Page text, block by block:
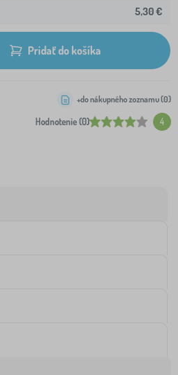
5,30 €
Pridať do košíka
Hodnotenie (0) 4
+do nákupného zoznamu (0)